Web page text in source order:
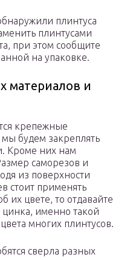
плинтуса
плинтусами
при этом сообщите
на упаковке.
материалов и
крепежные
будем закреплять
Кроме них нам
саморезов и
из поверхности
стоит применять
их цвете, то отдавайте
цинка, именно такой
многих плинтусов.
сверла разных